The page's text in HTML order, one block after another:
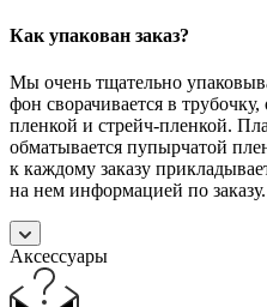
Как упакован заказ?
Мы очень тщательно
фон сворачивается в
пленкой и стрейч-пленкой.
обматывается пупырчатой
к каждому заказу
на нем информацией по заказу.
Аксессуары